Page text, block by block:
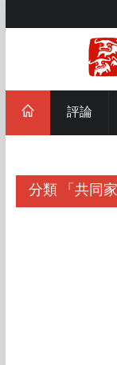
評論
分類 「共同